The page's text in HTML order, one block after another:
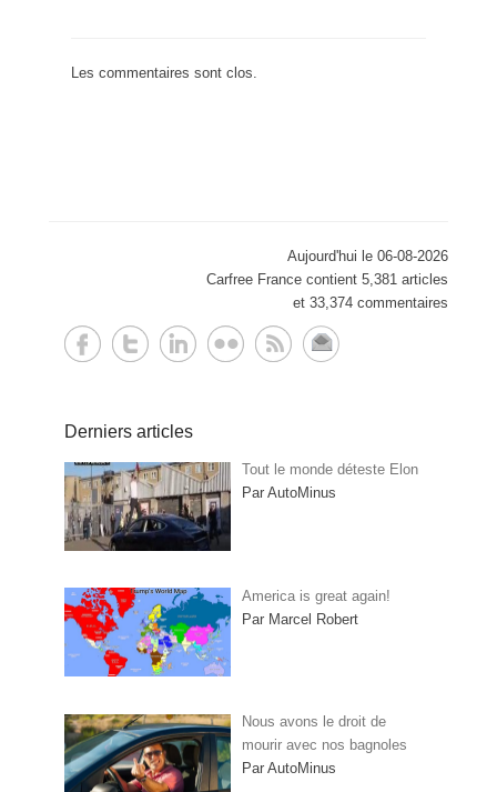
Les commentaires sont clos.
Aujourd'hui le 06-08-2026
Carfree France contient 5,381 articles
et 33,374 commentaires
Derniers articles
Tout le monde déteste Elon
Par AutoMinus
America is great again!
Par Marcel Robert
Nous avons le droit de
mourir avec nos bagnoles
Par AutoMinus